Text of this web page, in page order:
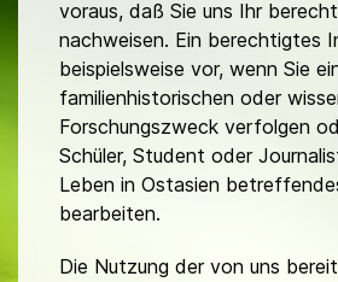
voraus, daß Sie uns Ihr
nachweisen. Ein berechtigtes
beispielsweise vor, wenn Sie
familienhistorischen oder
Forschungszweck verfolgen
Schüler, Student oder
Leben in Ostasien
bearbeiten.
Die Nutzung der von uns